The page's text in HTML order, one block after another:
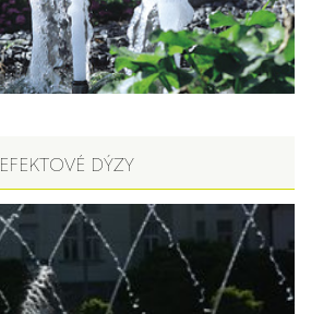
EFEKTOVÉ DÝZY